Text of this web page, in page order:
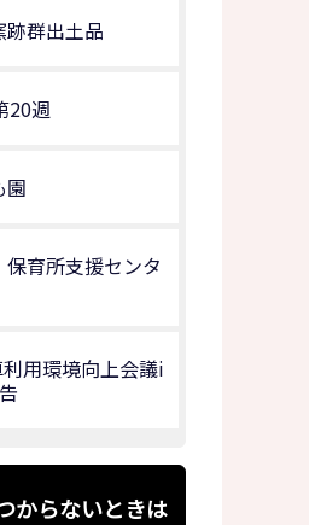
跡群出土品
20週
園
育所支援センタ
用環境向上会議i
からないときは